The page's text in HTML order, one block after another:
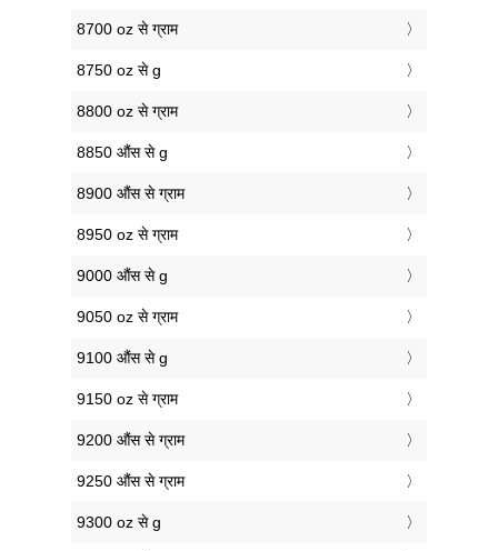
8700 oz से ग्राम
8750 oz से g
8800 oz से ग्राम
8850 औंस से g
8900 औंस से ग्राम
8950 oz से ग्राम
9000 औंस से g
9050 oz से ग्राम
9100 औंस से g
9150 oz से ग्राम
9200 औंस से ग्राम
9250 औंस से ग्राम
9300 oz से g